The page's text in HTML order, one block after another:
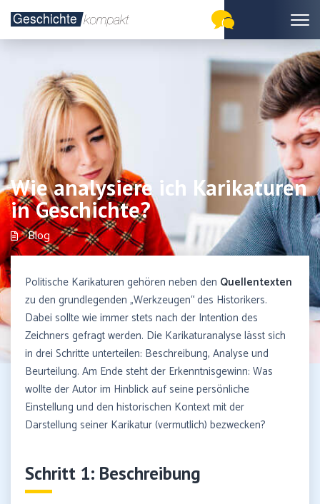
Wie analysiere ich Karikaturen
in Geschichte?
Blog
Politische Karikaturen gehören neben den Quellentexten
zu den grundlegenden „Werkzeugen“ des Historikers.
Dabei sollte wie immer stets nach der Intention des
Zeichners gefragt werden. Die Karikaturanalyse lässt sich
in drei Schritte unterteilen: Beschreibung, Analyse und
Beurteilung. Am Ende steht der Erkenntnisgewinn: Was
wollte der Autor im Hinblick auf seine persönliche
Einstellung und den historischen Kontext mit der
Darstellung seiner Karikatur (vermutlich) bezwecken?
Schritt 1: Beschreibung